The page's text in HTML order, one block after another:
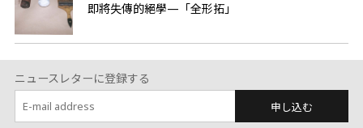
即將失傳的絕學—「全形拓」
ニュースレターに登録する
申し込む